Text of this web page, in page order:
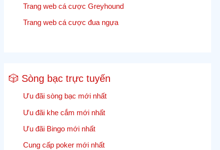
Trang web cá cược Greyhound
Trang web cá cược đua ngựa
🎲 Sòng bạc trực tuyến
Ưu đãi sòng bạc mới nhất
Ưu đãi khe cắm mới nhất
Ưu đãi Bingo mới nhất
Cung cấp poker mới nhất